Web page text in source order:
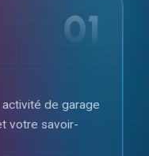
01
de garage
votre savoir-